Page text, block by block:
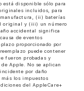
está disponible sólo para
incluidos, para
(ii) baterías
original y (iii) un número
accidental significa
de eventos
proporcionado por
puede contener
fueron probadas y
Apple. No se aplican
por daño
los impuestos
del AppleCare+